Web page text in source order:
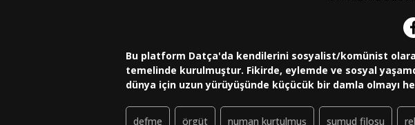
Bu platform Datça'da kendilerini sosyalist/komünist
temelinde kurulmuştur. Fikirde, eylemde ve sosyal
dünya için uzun yürüyüşünde küçücük bir damla olmayı
defme örgüt numan kurtulmuş sumud filosu